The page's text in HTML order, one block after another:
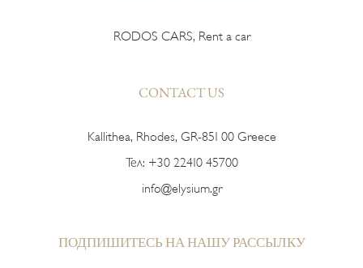
RODOS CARS, Rent a car
CONTACT US
Kallithea, Rhodes, GR-851 00 Greece
Тел: +30 22410 45700
info@elysium.gr
ПОДПИШИТЕСЬ НА НАШУ РАССЫЛКУ